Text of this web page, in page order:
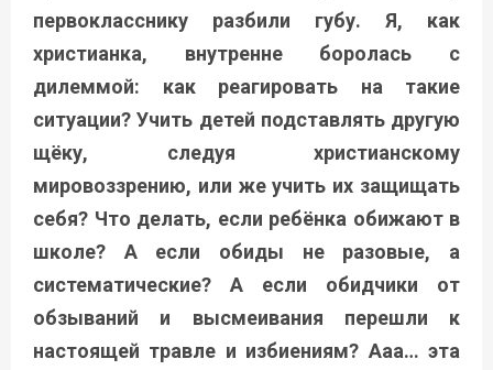
первокласснику разбили губу. Я, как
христианка, внутренне боролась с
дилеммой: как реагировать на такие
ситуации? Учить детей подставлять другую
щёку, следуя христианскому
мировоззрению, или же учить их защищать
себя? Что делать, если ребёнка обижают в
школе? А если обиды не разовые, а
систематические? А если обидчики от
обзываний и высмеивания перешли к
настоящей травле и избиениям? Ааа… эта